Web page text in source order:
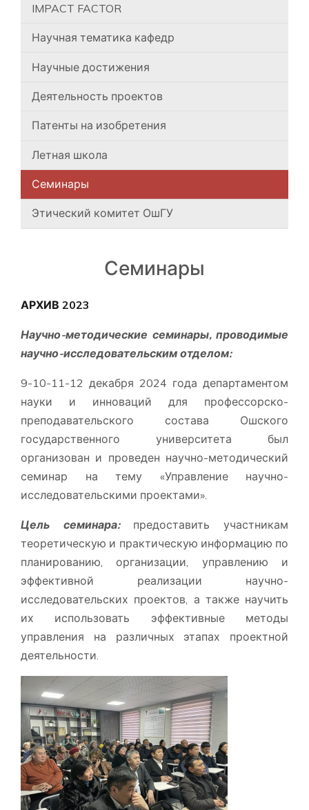
IMPACT FACTOR
Научная тематика кафедр
Научные достижения
Деятельность проектов
Патенты на изобретения
Летная школа
Семинары
Этический комитет ОшГУ
Семинары
АРХИВ 2023
Научно-методические семинары, проводимые
научно-исследовательским отделом:
9-10-11-12 декабря 2024 года департаментом
науки и инноваций для профессорско-
преподавательского состава Ошского
государственного университета был
организован и проведен научно-методический
семинар на тему «Управление научно-
исследовательскими проектами».
Цель семинара:
предоставить участникам
теоретическую и практическую информацию по
планированию, организации, управлению и
эффективной реализации научно-
исследовательских проектов, а также научить
их использовать эффективные методы
управления на различных этапах проектной
деятельности.